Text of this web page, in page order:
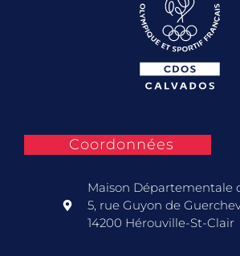
Coordonnées
Maison Départementale
5, rue Guyon de
14200 Hérouville-St-Clair